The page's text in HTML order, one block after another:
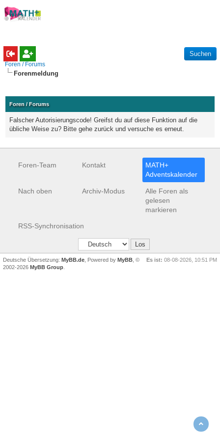
Foren / Forums
Forenmeldung
Foren / Forums
Falscher Autorisierungscode! Greifst du auf diese Funktion auf die
übliche Weise zu? Bitte gehe zurück und versuche es erneut.
Foren-Team Kontakt
MATH+
Adventskalender
Nach oben Archiv-Modus
Alle Foren als
gelesen
markieren
RSS-Synchronisation
Es ist: 08-08-2026, 10:51 PM
Deutsche Übersetzung: MyBB.de , Powered by MyBB , ©
2002-2026 MyBB Group